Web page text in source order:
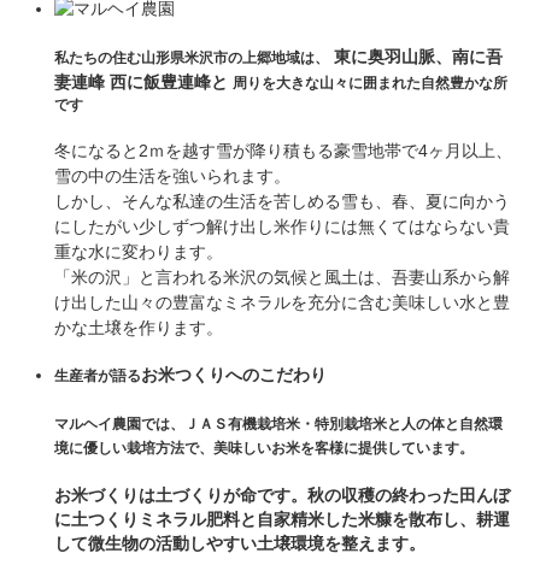
私たちの住む山形県米沢市の上郷地域は、
東に奥羽山脈、南に吾
妻連峰 西に飯豊連峰と 周りを大きな山々に囲まれた自然豊かな所
です
冬になると2ｍを越す雪が降り積もる豪雪地帯で4ヶ月以上、
雪の中の生活を強いられます。
しかし、そんな私達の生活を苦しめる雪も、春、夏に向かう
にしたがい少しずつ解け出し米作りには無くてはならない貴
重な水に変わります。
「米の沢」と言われる米沢の気候と風土は、吾妻山系から解
け出した山々の豊富なミネラルを充分に含む美味しい水と豊
かな土壌を作ります。
生産者が語るお米つくりへのこだわり
マルヘイ農園では、ＪＡＳ有機栽培米・特別栽培米と人の体と自然環
境に優しい栽培方法で、美味しいお米を客様に提供しています。
お米づくりは土づくりが命です。秋の収穫の終わった田んぼ
に土つくりミネラル肥料と自家精米した米糠を散布し、耕運
して微生物の活動しやすい土壌環境を整えます。